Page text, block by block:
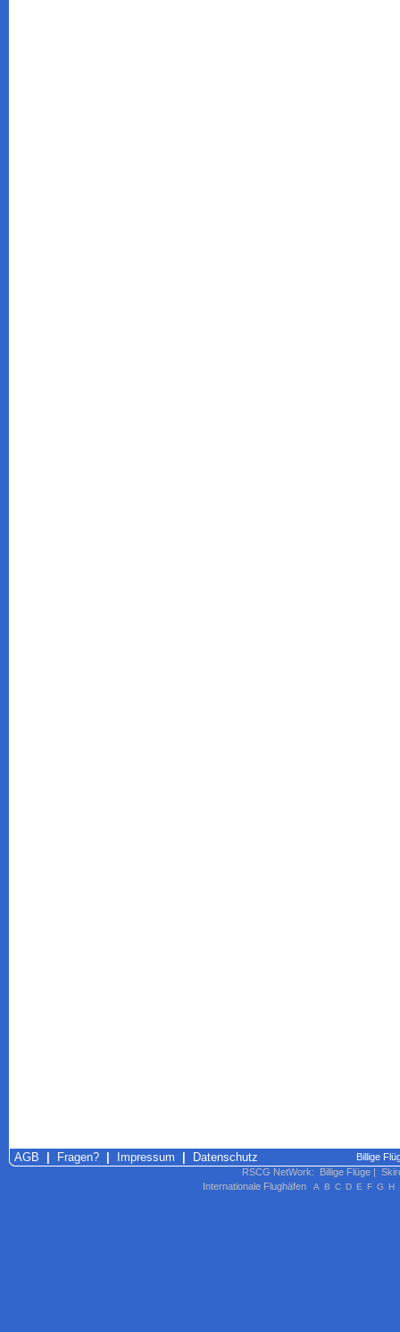
AGB Fragen? Impressum Datenschutz
Billige
RSCG NetWork: Billige Flüge |
Internationale Flughäfen
A B C D E F G H